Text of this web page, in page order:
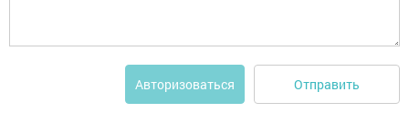
Авторизоваться Отправить